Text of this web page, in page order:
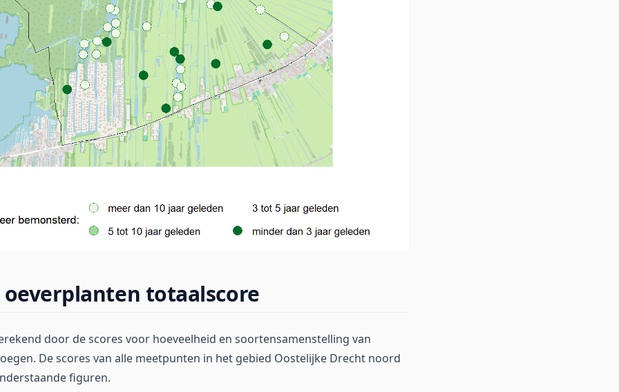
oeverplanten totaalscore
door de scores voor hoeveelheid en soortensamenstelling van
De scores van alle meetpunten in het gebied Oostelijke Drecht noord
figuren.